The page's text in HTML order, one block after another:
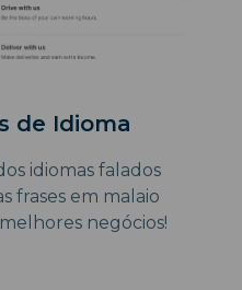
de Idioma
idiomas falados
frases em malaio
negócios!